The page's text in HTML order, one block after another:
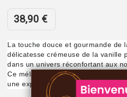
38,90 €
La touche douce et gourmande de
délicatesse crémeuse de la vanille
dans un univers réconfortant aux
Ce mélange exclusif a été
une expérience authentique et